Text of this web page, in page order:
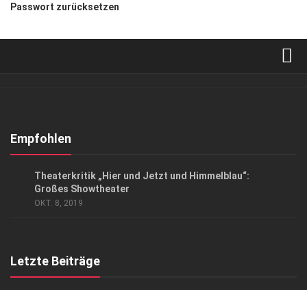
Passwort zurücksetzen
Kontakt, Impressum
Empfohlen
Theaterkritik „Hier und Jetzt und Himmelblau“:
Großes Showtheater
OKT. 8, 2019
Letzte Beiträge